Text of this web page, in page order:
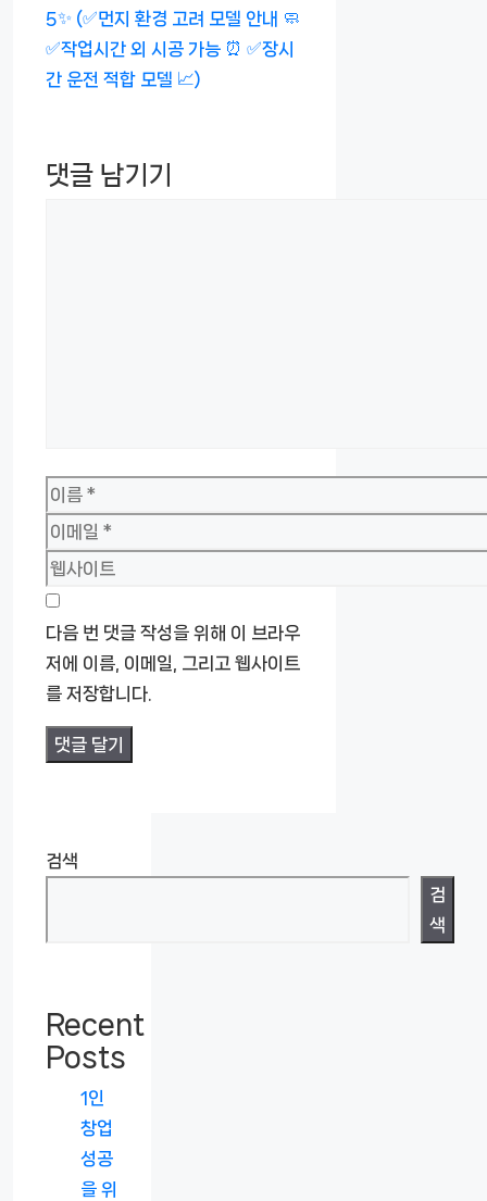
5✨ (✅먼지 환경 고려 모델 안내 🧼
✅작업시간 외 시공 가능 ⏰ ✅장시
간 운전 적합 모델 📈)
댓글 남기기
이
름
이
메
일
웹
사
이
트
다음 번 댓글 작성을 위해 이 브라우
저에 이름, 이메일, 그리고 웹사이트
를 저장합니다.
검색
검
색
Recent
Posts
1인
창업
성공
을 위